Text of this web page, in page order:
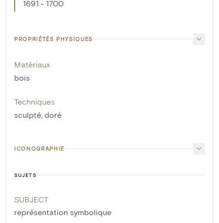
1691 - 1700
PROPRIÉTÉS PHYSIQUES
Matériaux
bois
Techniques
sculpté doré
ICONOGRAPHIE
SUJETS
SUBJECT
représentation symbolique